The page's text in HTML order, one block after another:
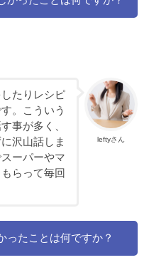
leftyさん
たりレシピ
。こういう
事が多く、
沢山話しま
ーパーやマ
らって毎回
ったことは何ですか？